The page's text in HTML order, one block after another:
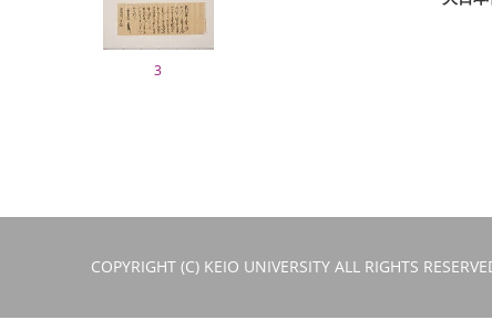
3
COPYRIGHT (C) KEIO UNIVERSITY ALL RIGHTS